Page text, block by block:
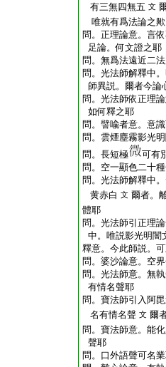
有三無四無五 文
唯就有爲法論之歟
問。正理論意。言
足論。何文證之耶
問。無爲法遠近二
問。光法師解釋中
師異説。爾者今論
問。光法師依正理
如何釋之耶
問。譬喩者意。意
問。雲煙塵霧影光
問。長短極
可有
問。空一顯色二十
問。光法師解釋中
黄赤白 文 爾者。
體耶
問。光法師引正理
中。唯説影光明闇
釋意。今此師説。
問。婆沙論意。空
問。光法師意。無
有情名聲耶
問。寶法師引入阿
名有情名聲 文 爾
問。寶法師意。能
聲耶
問。口外語聲可名